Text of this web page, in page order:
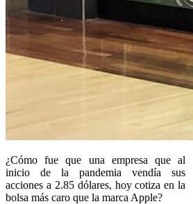
¿Cómo fue que una empresa que al
inicio de la pandemia vendía sus
acciones a 2.85 dólares, hoy cotiza en la
bolsa más caro que la marca Apple?